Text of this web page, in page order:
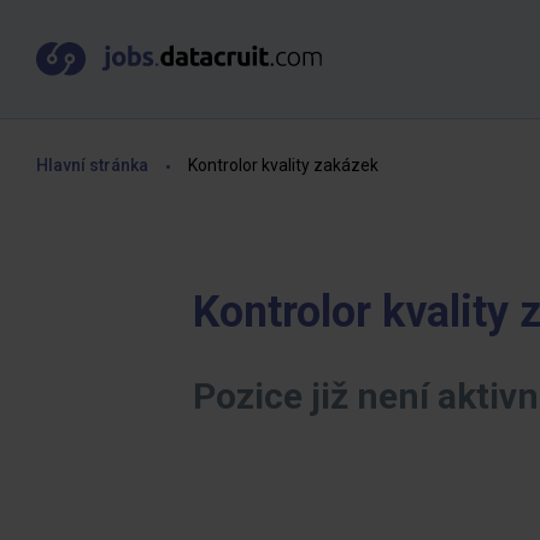
Hlavní stránka Kontrolor kvality zakázek
Kontrolor kvality
Pozice již není